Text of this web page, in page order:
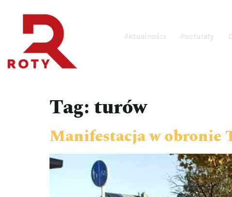
Aktualności Postulaty
Tag:turów
Manifestacja w obronie